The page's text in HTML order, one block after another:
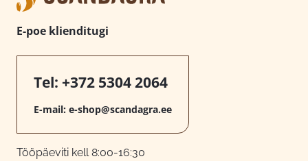
E-poe klienditugi
Tel: +372 5304 2064
E-mail: e-shop@scandagra.ee
Tööpäeviti kell 8:00-16:30